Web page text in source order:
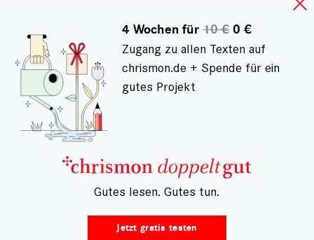
Brüder! Unser Haus ist offen!"
Dann kommt die 14 jährige Tochter mit einem
ungelernten Bootsflüchtling, der als die große Liebe
vorgestellt wird, nach Hause.
Wie offen ist dann noch das Haus? Antwort des Vaters:
"Liebe Tochter, muß das wirklich sein?"
anders, wenn jemand im Chor eine andere Melodie
singt oder singen könnte.
Dabei ist die weltweite Flüchtlingsproblematik nur ein
4 Wochen für10 €0 €
Zugang zu allen Texten auf
chrismon.de + Spende für ein
gutes Projekt
– Gutes lesen. Gutes tun.
Jetzt gratis testen